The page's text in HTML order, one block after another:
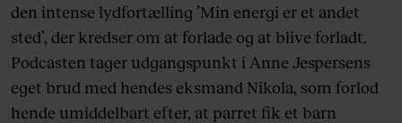
den intense lydfortælling ’Min energi er et andet
sted’, der kredser om at forlade og at blive forladt.
Podcasten tager udgangspunkt i Anne Jespersens
eget brud med hendes eksmand Nikola, som forlod
hende umiddelbart efter, at parret fik et barn